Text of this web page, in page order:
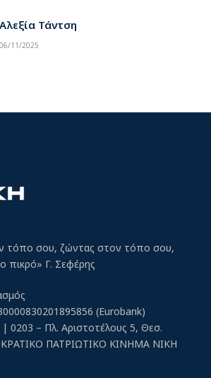
Αλεξία Τάντση
06/11/2025
τόπο σου, ζώντας στον τόπο σου,
πικρό» Γ. Σεφέρης
(Eurobank)
| 0203 – Πλ. Αριστοτέλους 5, Θεσ.
ΠΑΤΡΙΩΤΙΚΟ ΚΙΝΗΜΑ ΝΙΚΗ